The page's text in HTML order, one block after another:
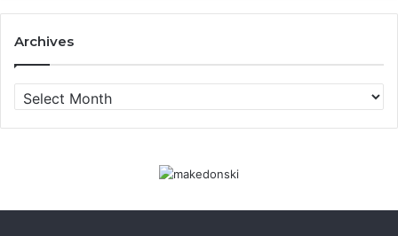
Archives
Archives